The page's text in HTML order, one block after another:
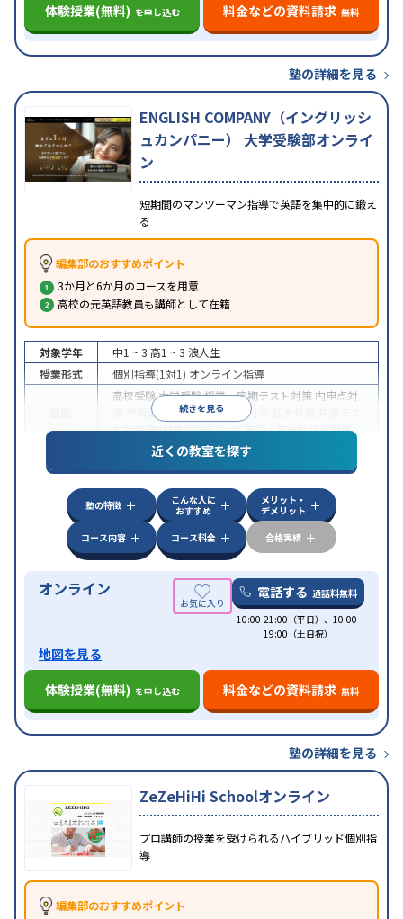
体験授業(無料) を申し込む 料金などの資料請求 無料
塾の詳細を見る
ENGLISH COMPANY（イングリッシ
ュカンパニー） 大学受験部オンライ
ン
短期間のマンツーマン指導で英語を集中的に鍛え
る
編集部のおすすめポイント
3か月と6か月のコースを用意
高校の元英語教員も講師として在籍
続きを見る
対象学年 中1 ~ 3 高1 ~ 3 浪人生
授業形式
個別指導(1対1) オンライン指導
高校受験大学受験授業・定期テスト対策 内申点対
学習習慣の定着国公立大対策
ト対策英検(英語検定)対策英語・英会話特化対策
特徴
中高一貫校生に対応授業の振替可能
学習にPC・タブレットを利用オンライン対応1
科目から受講可能
近くの教室を探す
塾の特徴
こんな人に
おすすめ
メリット・
デメリット
コース内容
コース料金 合格実績
オンライン 電話する 通話料無料
10:00-21:00（平日）、10:00-
19:00（土日祝）
地図を見る
体験授業(無料) を申し込む 料金などの資料請求 無料
塾の詳細を見る
ZeZeHiHi Schoolオンライン
プロ講師の授業を受けられるハイブリッド個別指
導
編集部のおすすめポイント